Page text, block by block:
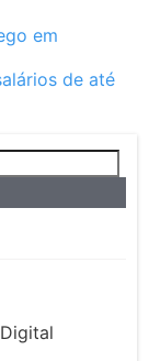
em
de até